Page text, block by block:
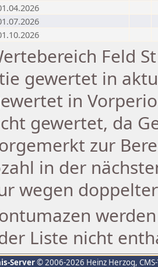
Feld
gewertet in
in
gewertet, da
zur
in der
wegen
Liste nicht
Server© 2006-2026 Heinz Herzog,